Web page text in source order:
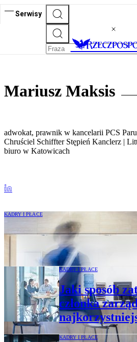
Serwisy
Mariusz Maksis
adwokat, prawnik w kancelarii PCS
Chruściel Schiffter Stępień Kanclerz |
biuro w Katowicach
KADRY I PŁACE
Kiedy nazwa stanowiska
znaczenie?
KADRY I PŁACE
Jaki sposób
członka
KADRY I PŁACE